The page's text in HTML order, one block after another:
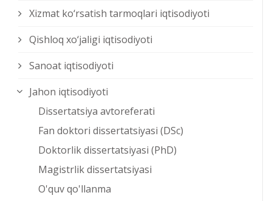
Xizmat kо‘rsatish tarmoqlari iqtisodiyoti
Qishloq xо‘jaligi iqtisodiyoti
Sanoat iqtisodiyoti
Jahon iqtisodiyoti
Dissertatsiya avtoreferati
Fan doktori dissertatsiyasi (DSc)
Doktorlik dissertatsiyasi (PhD)
Magistrlik dissertatsiyasi
O'quv qo'llanma